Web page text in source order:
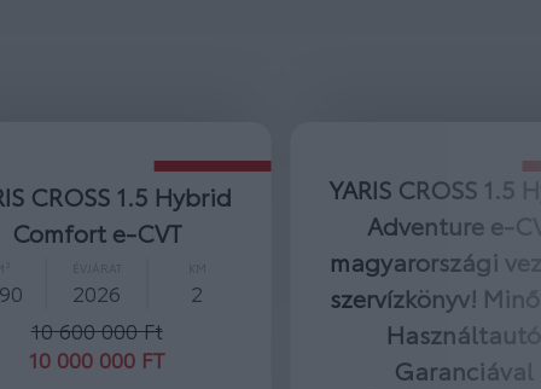
CROSS 1.5 Hybrid
Comfort e-CVT
2026
2
10 600 000 Ft
10 000 000 FT
YARIS CROSS 1.5
Adventure e-
magyarországi
szervízkönyv!
Használtautó
Garanciával